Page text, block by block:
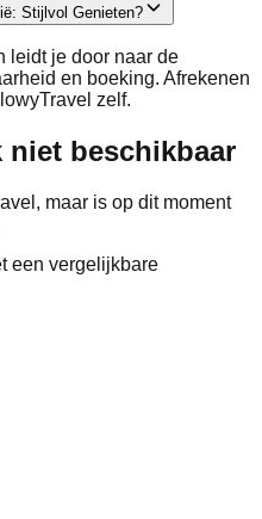
Stijlvol Genieten?
leidt je door naar de
en boeking. Afrekenen
zelf.
beschikbaar
maar is op dit moment
een vergelijkbare